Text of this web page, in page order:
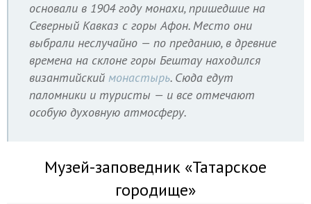
основали в 1904 году монахи, пришедшие на
Северный Кавказ с горы Афон. Место они
выбрали неслучайно — по преданию, в древние
времена на склоне горы Бештау находился
византийский монастырь. Сюда едут
паломники и туристы — и все отмечают
особую духовную атмосферу.
Музей-заповедник «Татарское
городище»